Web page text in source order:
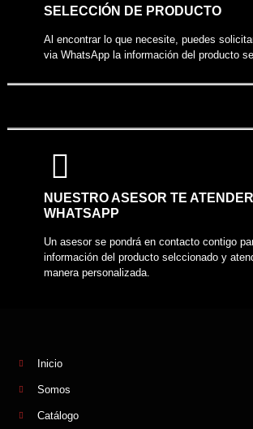
SELECCIÓN DE PRODUCTO
Al encontrar lo que necesite, puedes
via WhatsApp la información del producto
NUESTRO ASESOR TE
WHATSAPP
Un asesor se pondrá en contacto contigo
información del producto selccionado y
manera personalizada.
Inicio
Somos
Catálogo